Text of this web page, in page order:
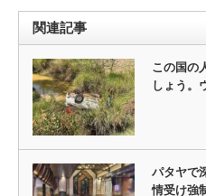
関連記事
この国の
しょう。
パタヤで
情受け強